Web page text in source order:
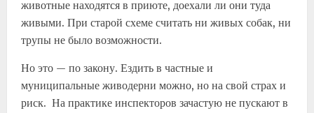
животные находятся в приюте, доехали ли они туда
живыми. При старой схеме считать ни живых собак, ни
трупы не было возможности.
Но это — по закону. Ездить в частные и
муниципальные живодерни можно, но на свой страх и
риск. На практике инспекторов зачастую не пускают в